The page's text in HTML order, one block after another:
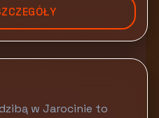
w Jarocinie to